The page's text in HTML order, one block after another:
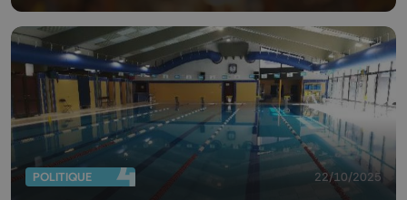
POLITIQUE 22/10/2025